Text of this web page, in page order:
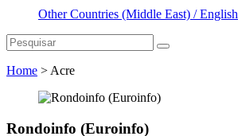
Other Countries (Middle East) / English
Home > Acre
Rondoinfo (Euroinfo)